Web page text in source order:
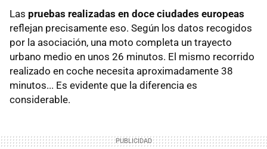
Las pruebas realizadas en doce ciudades europeas
reflejan precisamente eso. Según los datos recogidos
por la asociación, una moto completa un trayecto
urbano medio en unos 26 minutos. El mismo recorrido
realizado en coche necesita aproximadamente 38
minutos... Es evidente que la diferencia es
considerable.